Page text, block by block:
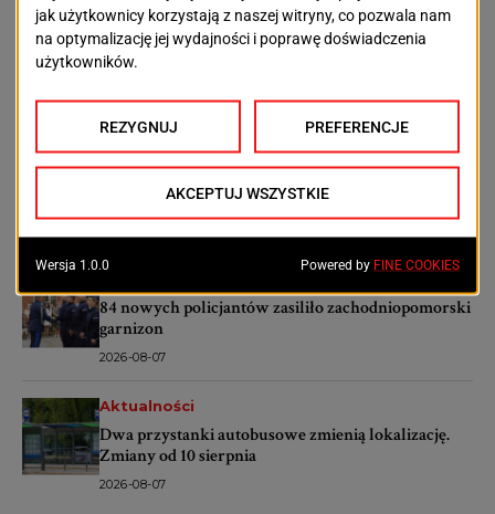
Aktualności
Nowe miejsca parkingowe przy Starkiewicza w
Szczecinie. Wybrano wykonawcę
2026-08-07
Aktualności
drugie życie. Rusza wielki remont
84 nowych policjantów zasiliło zachodniopomorski
garnizon
2026-08-07
Aktualności
Dwa przystanki autobusowe zmienią lokalizację.
Zmiany od 10 sierpnia
2026-08-07